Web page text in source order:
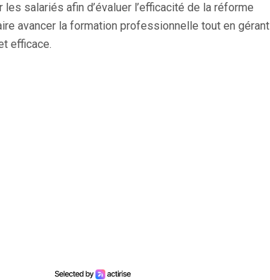
salariés afin d’évaluer l’efficacité de la réforme
avancer la formation professionnelle tout en gérant
efficace.